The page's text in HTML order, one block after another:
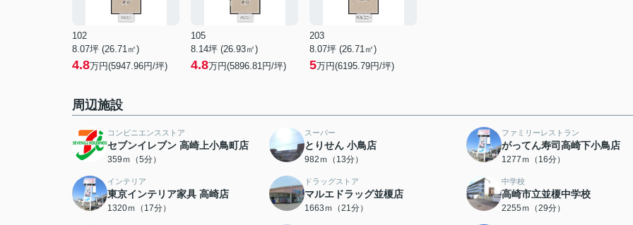
102
8.07坪 (26.71㎡)
4.8万円(5947.96円/坪)
105
8.14坪 (26.93㎡)
4.8万円(5896.81円/坪)
203
8.07坪 (26.71㎡)
5万円(6195.79円/坪)
周辺施設
コンビニエンスストア
セブンイレブン 高崎上小鳥町店
359ｍ（5分）
スーパー
とりせん 小鳥店
982ｍ（13分）
ファミリーレストラン
がってん寿司高崎下小鳥店
1277ｍ（16分）
インテリア
東京インテリア家具 高崎店
1320ｍ（17分）
ドラッグストア
マルエドラッグ並榎店
1663ｍ（21分）
中学校
高崎市立並榎中学校
2255ｍ（29分）